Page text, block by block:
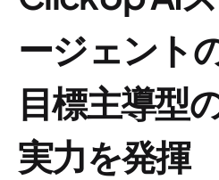
ージェント
目標主導型
実力を発揮